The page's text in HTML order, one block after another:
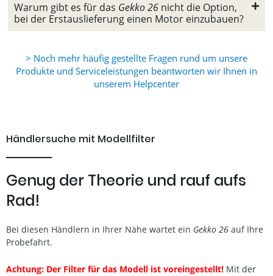
Warum gibt es für das Gekko 26 nicht die Option,
bei der Erstauslieferung einen Motor einzubauen?
> Noch mehr häufig gestellte Fragen rund um unsere
Produkte und Serviceleistungen beantworten wir Ihnen in
unserem Helpcenter
Händlersuche mit Modellfilter
Genug der Theorie und rauf aufs
Rad!
Bei diesen Händlern in Ihrer Nähe wartet ein Gekko 26 auf Ihre
Probefahrt.
Achtung: Der Filter für das Modell ist voreingestellt! Mit der